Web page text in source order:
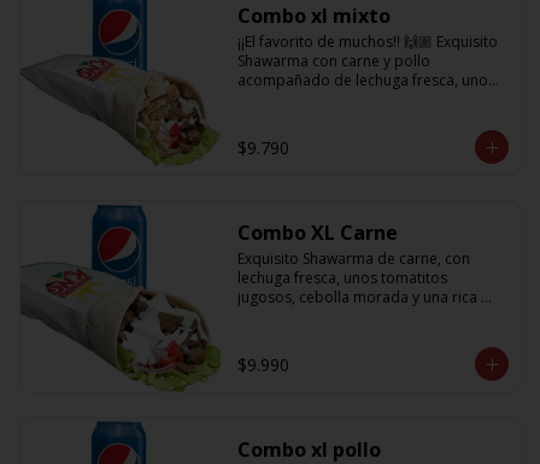
Combo xl mixto
¡¡El favorito de muchos!! 🙌🏼 Exquisito
Shawarma con carne y pollo
acompañado de lechuga fresca, unos
refrescante bebida de 350 cc
$9.790
Combo XL Carne
Exquisito Shawarma de carne, con
lechuga fresca, unos tomatitos
jugosos, cebolla morada y una rica
$9.990
Combo xl pollo